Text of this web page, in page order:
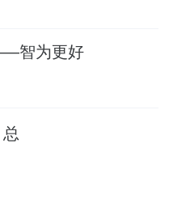
较低，与府系调性
例，结合项目“兰
了“透明花箱+仿真
自主完成。
例：原本只在地下
智为更好